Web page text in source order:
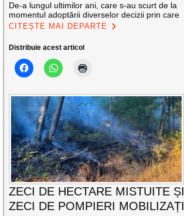
De-a lungul ultimilor ani, care s-au scurt de la
momentul adoptării diverselor decizii prin care
CITEȘTE MAI DEPARTE
Distribuie acest articol
ZECI DE HECTARE MISTUITE ȘI
ZECI DE POMPIERI MOBILIZAȚI